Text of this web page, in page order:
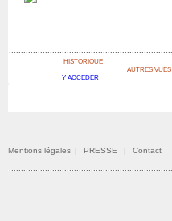
HISTORIQUE
Y ACCEDER
AUTRES VUES
Mentions légales | PRESSE | Contact